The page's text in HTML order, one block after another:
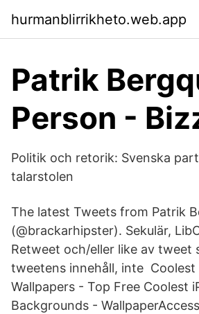
hurmanblirrikheto.web.app
Patrik
Person -
Politik och retorik: Svenska
talarstolen
The latest Tweets from Patrik
(@brackarhipster). Sekulär,
Retweet och/eller like av tweet
tweetens innehåll, inte Coolest
Wallpapers - Top Free Coolest
Backgrounds -